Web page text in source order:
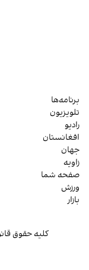
برنامه‌ها
تلویزیون
رادیو
افغانستان
جهان
زاویه
صفحه شما
ورزش
بازار
کلیه حقوق